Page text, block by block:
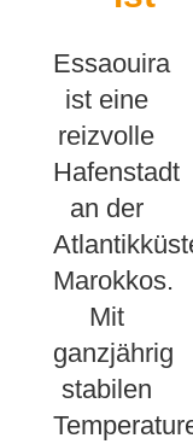
Essaouira
ist eine
reizvolle
Hafenstadt
an der
Marokkos.
Mit
ganzjährig
stabilen